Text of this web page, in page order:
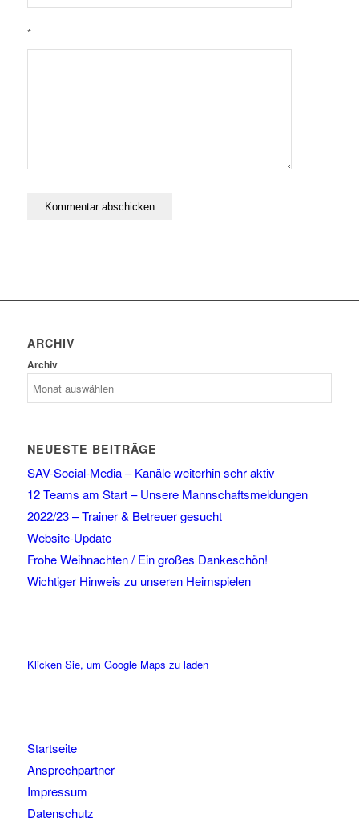
*
ARCHIV
Archiv
NEUESTE BEITRÄGE
SAV-Social-Media – Kanäle weiterhin sehr aktiv
12 Teams am Start – Unsere Mannschaftsmeldungen
2022/23 – Trainer & Betreuer gesucht
Website-Update
Frohe Weihnachten / Ein großes Dankeschön!
Wichtiger Hinweis zu unseren Heimspielen
Klicken Sie, um Google Maps zu laden
Startseite
Ansprechpartner
Impressum
Datenschutz